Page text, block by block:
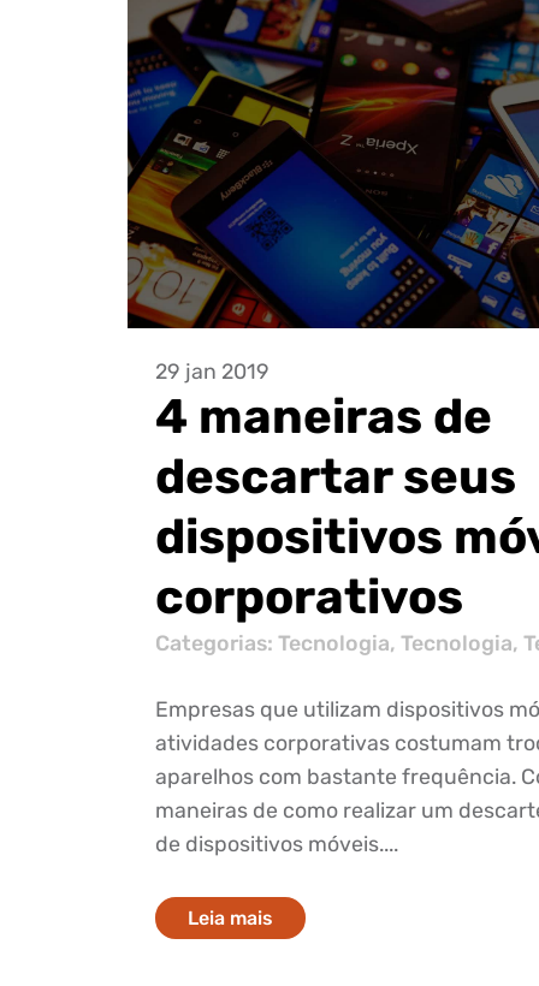
29 jan 2019
4 maneiras de
descartar seus
dispositivos
corporativos
Categorias: Tecnologia, Tecnologia,
Empresas que utilizam dispositivos
atividades corporativas costumam
aparelhos com bastante frequência.
maneiras de como realizar um
de dispositivos móveis....
Leia mais